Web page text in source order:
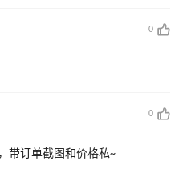
0
0
带订单截图和价格私~